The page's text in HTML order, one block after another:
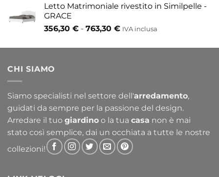
Letto Matrimoniale rivestito in Similpelle -
GRACE
356,30 € - 763,30 €Fascia
prezzo:
IVA inclusa
CHI SIAMO
Siamo specialisti nel settore dell'arredamento,
guidati da sempre per la passione del design.
Arredare il tuo giardino o la tua casa non è mai
stato così semplice, dai un occhiata a tutte le nostre
collezioni!